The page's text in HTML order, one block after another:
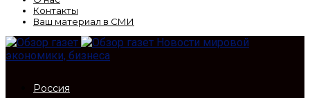
Контакты
Ваш материал в СМИ
Новости мировой
экономики, бизнеса
Россия